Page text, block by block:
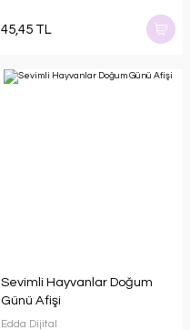
45,45 TL
Sevimli Hayvanlar Doğum
Günü Afişi
Edda Dijital